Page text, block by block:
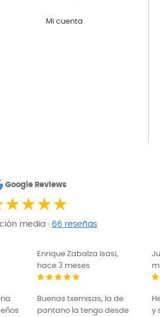
Mi cuenta
Google Reviews
media · 66 reseñas
Juana Ochoa, hace 3
meses
He comprado camisetas
y sudadera y estoy